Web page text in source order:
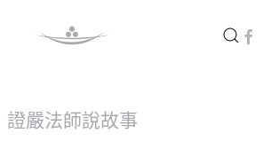
證嚴法師說故事